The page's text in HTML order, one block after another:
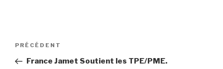
Navigation
Article
précédent
PRÉCÉDENT
France Jamet Soutient les TPE/PME.